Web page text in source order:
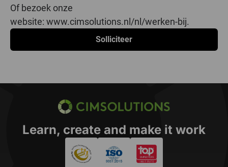
Of bezoek onze
website: www.cimsolutions.nl/nl/werken-bij.
Solliciteer
Learn, create and make it work